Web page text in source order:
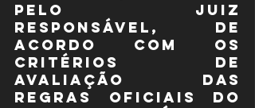
pelo juiz
responsável, de
acordo com os
critérios de
avaliação das
regras oficiais do